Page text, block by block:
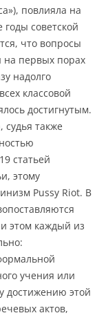
повлияла на
советской
что вопросы
на первых порах
надолго
классовой
достигнутым.
судья также
статьей
этому
Pussy Riot. В
этом каждый из
учения или
достижению этой
актов,